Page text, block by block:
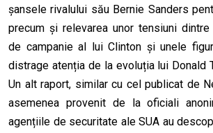
șansele rivalului său Bernie Sanders
precum și relevarea unor tensiuni
de campanie al lui Clinton și unele
distrage atenția de la evoluția lui Donald
Un alt raport, similar cu cel publicat de
asemenea provenit de la oficiali
agențiile de securitate ale SUA au